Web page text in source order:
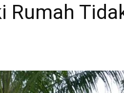
Rumah